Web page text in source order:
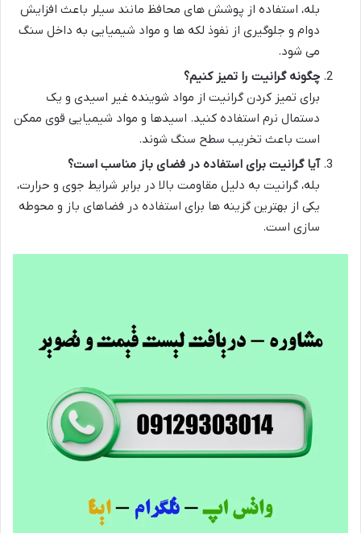
بله، استفاده از پوشش های محافظ مانند سیلر باعث افزایش
دوام و جلوگیری از نفوذ لکه ها و مواد شیمیایی به داخل سنگ
می شود.
چگونه گرانیت را تمیز کنیم؟
برای تمیز کردن گرانیت از مواد شوینده غیر اسیدی و یک
دستمال نرم استفاده کنید. اسیدها و مواد شیمیایی قوی ممکن
است باعث تخریب سطح سنگ شوند.
آیا گرانیت برای استفاده در فضای باز مناسب است؟
بله، گرانیت به دلیل مقاومت بالا در برابر شرایط جوی و حرارت،
یکی از بهترین گزینه ها برای استفاده در فضاهای باز و محوطه
سازی است.